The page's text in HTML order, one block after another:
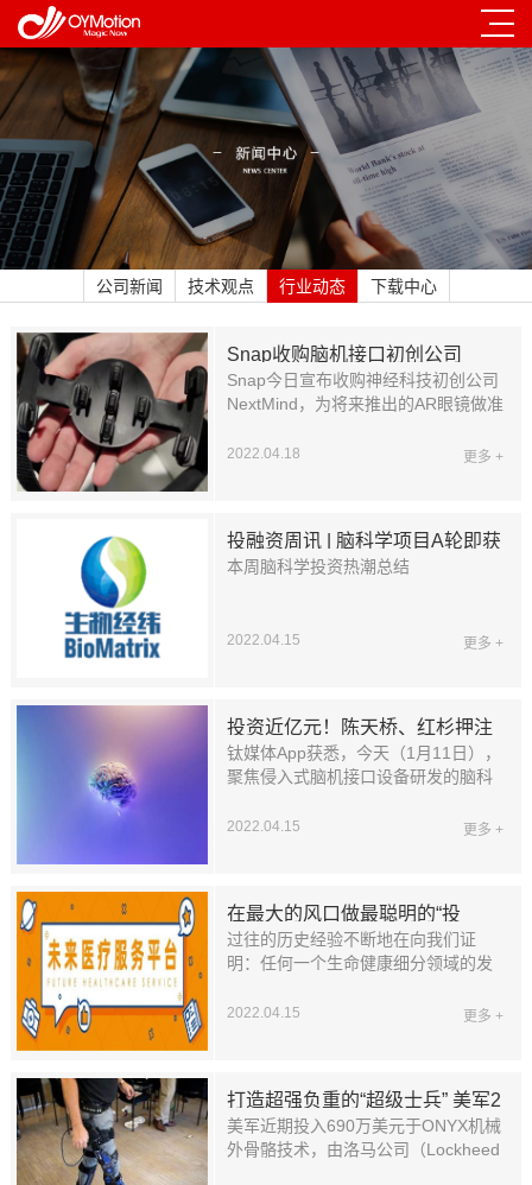
公司新闻 技术观点 行业动态 下载中心
Snap收购脑机接口初创公司
NextMind
Snap今日宣布收购神经科技初创公司
NextMind，为将来推出的AR眼镜做准
2022.04.18 更多 +
投融资周讯 | 脑科学项目A轮即获
¥5亿融资，再现投资热！
本周脑科学投资热潮总结
2022.04.15 更多 +
投资近亿元！陈天桥、红杉押注
了这家中国脑科学公司
钛媒体App获悉，今天（1月11日），
聚焦侵入式脑机接口设备研发的脑科
称“脑虎科技”），宣布完成总额达
新资本、脑智创联跟投。
2022.04.15 更多 +
在最大的风口做最聪明的“投
资”，脑科学产业化之路如何找到
“标准答案”？
过往的历史经验不断地在向我们证
明：任何一个生命健康细分领域的发
势和深度协同能力的区域相结合。
2022.04.15 更多 +
打造超强负重的“超级士兵” 美军2
亿投资ONYX机械外骨骼技术
美军近期投入690万美元于ONYX机械
外骨骼技术，由洛马公司（Lockheed